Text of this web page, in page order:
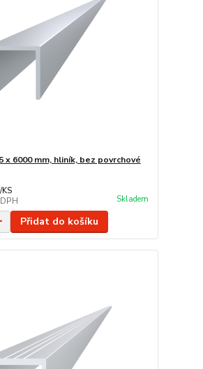
x 6000 mm, hliník, bez povrchové
/KS
Skladem
Přidat do košíku